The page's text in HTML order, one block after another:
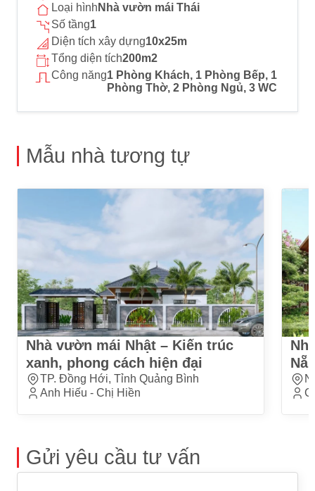
Loại hình Nhà vườn mái Thái
Số tầng1
Diện tích xây dựng10x25m
Tổng diện tích200m2
Công năng1 Phòng Khách, 1 Phòng Bếp, 1
Phòng Thờ, 2 Phòng Ngủ, 3 WC
Mẫu nhà tương tự
Nhà vườn mái Nhật – Kiến trúc
xanh, phong cách hiện đại
TP. Đồng Hới, Tỉnh Quảng Bình
Anh Hiếu - Chị Hiền
Gửi yêu cầu tư vấn